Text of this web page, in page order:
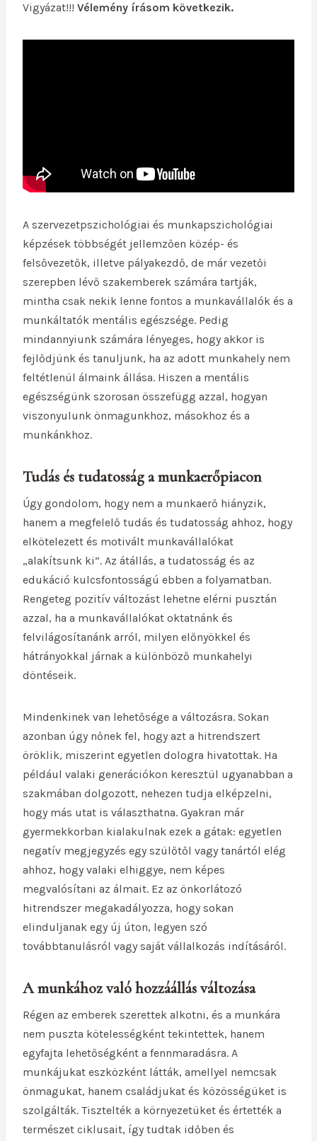
Vigyázat!!! Vélemény írásom következik.
A szervezetpszichológiai és munkapszichológiai
képzések többségét jellemzően közép- és
felsővezetők, illetve pályakezdő, de már vezetői
szerepben lévő szakemberek számára tartják,
mintha csak nekik lenne fontos a munkavállalók és a
munkáltatók mentális egészsége. Pedig
mindannyiunk számára lényeges, hogy akkor is
fejlődjünk és tanuljunk, ha az adott munkahely nem
feltétlenül álmaink állása. Hiszen a mentális
egészségünk szorosan összefügg azzal, hogyan
viszonyulunk önmagunkhoz, másokhoz és a
munkánkhoz.
Tudás és tudatosság a munkaerőpiacon
Úgy gondolom, hogy nem a munkaerő hiányzik,
hanem a megfelelő tudás és tudatosság ahhoz, hogy
elkötelezett és motivált munkavállalókat
„alakítsunk ki”. Az átállás, a tudatosság és az
edukáció kulcsfontosságú ebben a folyamatban.
Rengeteg pozitív változást lehetne elérni pusztán
azzal, ha a munkavállalókat oktatnánk és
felvilágosítanánk arról, milyen előnyökkel és
hátrányokkal járnak a különböző munkahelyi
döntéseik.
Mindenkinek van lehetősége a változásra. Sokan
azonban úgy nőnek fel, hogy azt a hitrendszert
öröklik, miszerint egyetlen dologra hivatottak. Ha
például valaki generációkon keresztül ugyanabban a
szakmában dolgozott, nehezen tudja elképzelni,
hogy más utat is választhatna. Gyakran már
gyermekkorban kialakulnak ezek a gátak: egyetlen
negatív megjegyzés egy szülőtől vagy tanártól elég
ahhoz, hogy valaki elhiggye, nem képes
megvalósítani az álmait. Ez az önkorlátozó
hitrendszer megakadályozza, hogy sokan
elinduljanak egy új úton, legyen szó
továbbtanulásról vagy saját vállalkozás indításáról.
A munkához való hozzáállás változása
Régen az emberek szerettek alkotni, és a munkára
nem puszta kötelességként tekintettek, hanem
egyfajta lehetőségként a fennmaradásra. A
munkájukat eszközként látták, amellyel nemcsak
önmagukat, hanem családjukat és közösségüket is
szolgálták. Tisztelték a környezetüket és értették a
természet ciklusait, így tudtak időben és